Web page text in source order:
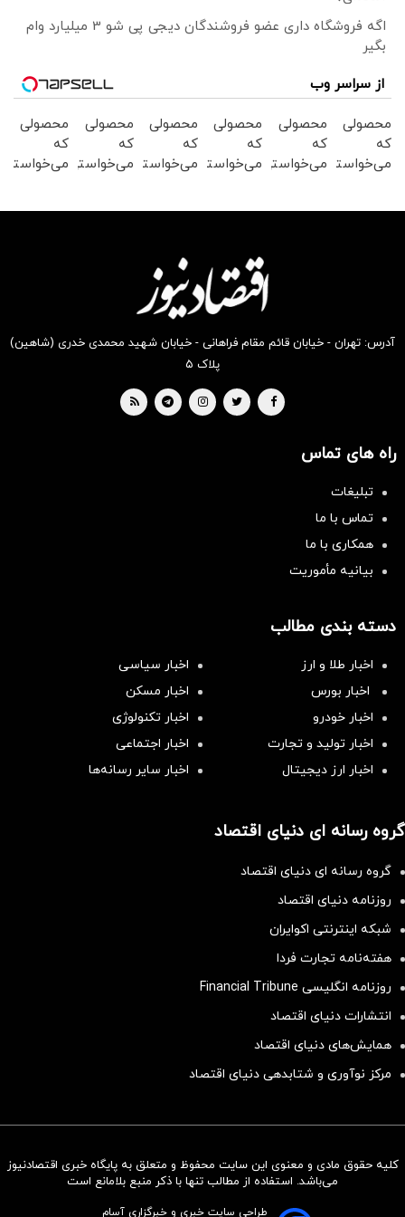
سرمایه‌گذاری همسنگ با شاخص
اگه فروشگاه داری عضو فروشندگان دیجی پی شو 3 میلیارد وام
بگیر
از سراسر وب
محصولی
که
می‌خواستی
محصولی
که
می‌خواستی
محصولی
که
می‌خواستی
بخر !
محصولی
که
می‌خواستی
بخر !
محصولی
که
می‌خواستی
محصولی
که
می‌خواستی
آدرس: تهران - خیابان قائم مقام فراهانی - خیابان شهید محمدی خدری (شاهین)
پلاک ۵
راه های تماس
تبلیغات
تماس با ما
همکاری با ما
بیانیه مأموریت
دسته بندی مطالب
اخبار طلا و ارز
اخبار سیاسی
اخبار بورس
اخبار مسکن
اخبار خودرو
اخبار تکنولوژی
اخبار تولید و تجارت
اخبار اجتماعی
اخبار ارز دیجیتال
اخبار سایر رسانه‌‌ها
گروه رسانه ای دنیای اقتصاد
گروه رسانه ای دنیای اقتصاد
روزنامه دنیای اقتصاد
شبکه اینترنتی اکوایران
هفته‌نامه تجارت فردا
روزنامه انگلیسی Financial Tribune
انتشارات دنیای اقتصاد
همایش‌های دنیای اقتصاد
مرکز نوآوری و شتابدهی دنیای اقتصاد
کلیه حقوق مادی و معنوی این سایت محفوظ و متعلق به پایگاه خبری اقتصادنیوز
می‌باشد. استفاده از مطالب تنها با ذکر منبع بلامانع است
طراحی سایت خبری و خبرگزاری آسام